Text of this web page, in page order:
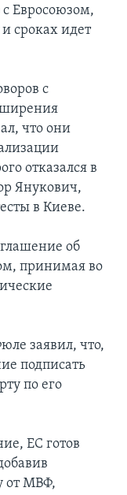
с Евросоюзом,
сроках идет
с
что они
отказался в
Янукович,
в Киеве.
об
принимая во
заявил, что,
подписать
по его
ЕС готов
от МВФ,